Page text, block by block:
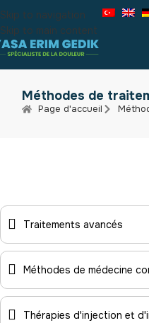
Skip to navigation
Skip to main content
Méthodes de
Page d'accueil
Traitements avancés
Méthodes de médecine
Thérapies d'injection et